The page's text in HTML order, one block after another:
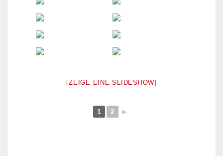
[ZEIGE EINE SLIDESHOW]
1 2 ►